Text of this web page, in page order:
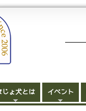
じょ犬とは イベント